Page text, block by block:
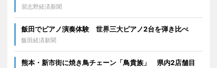
習志野経済新聞
飯田でピアノ演奏体験 世界三大ピアノ2台を弾き比べ
飯田経済新聞
熊本・新市街に焼き鳥チェーン「鳥貴族」 県内2店舗目